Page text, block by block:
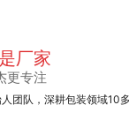
厂家
更专注
团队，深耕包装领域10